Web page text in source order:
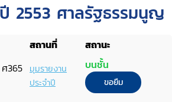
ปี 2553 ศาลรัฐธรรมนูญ
สถานที่
สถานะ
ศ365 มุมรายงาน
ประจำปี
บนชั้น
ขอยืม